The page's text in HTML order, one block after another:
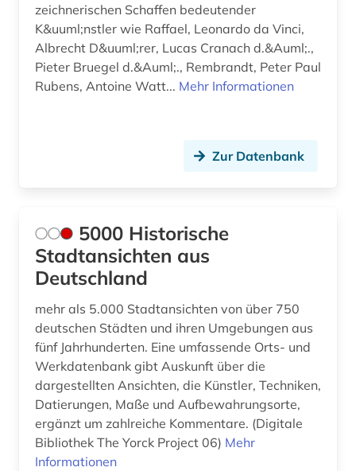
deutsche literatur (2)
deutsches historisches museum (2)
deutsches sprachgebiet (2)
deutschland (ddr) (1)
sowjetische zone) (1)
deutschsprachige gemeinschaft (1)
die lebensbeschreibungen der beruehmtesten
italienischen architekten (1)
die linkshändige frau (1)
digital humanities (1)
zeichnerischen Schaffen bedeutender
K&uuml;nstler wie Raffael, Leonardo da Vinci,
Albrecht D&uuml;rer, Lucas Cranach d.&Auml;.,
Pieter Bruegel d.&Auml;., Rembrandt, Peter Paul
Rubens, Antoine Watt... Mehr Informationen
Zur Datenbank
5000 Historische
Stadtansichten aus
Deutschland
mehr als 5.000 Stadtansichten von über 750
deutschen Städten und ihren Umgebungen aus
fünf Jahrhunderten. Eine umfassende Orts- und
Werkdatenbank gibt Auskunft über die
dargestellten Ansichten, die Künstler, Techniken,
Datierungen, Maße und Aufbewahrungsorte,
ergänzt um zahlreiche Kommentare. (Digitale
Bibliothek The Yorck Project 06) Mehr
Informationen